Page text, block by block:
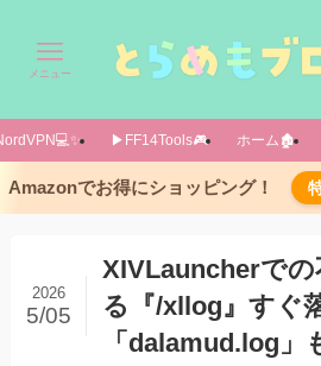
メニュー
▶FF14Tools🎮️ ホーム🏚️
Amazonでお得にショッピング！
XIVLauncherでの
る『/xllog』すぐ
「dalamud.log」
2026
5/05
コマンド「/xllog」を入力す
プルダウンメニューから
クラッシュしてしまった場
/xllogを使う前に落ちてしま
プラグインなしで起動/カス